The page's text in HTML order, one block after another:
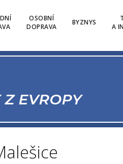
OSOBNÍ
DOPRAVA
BYZNYS
A